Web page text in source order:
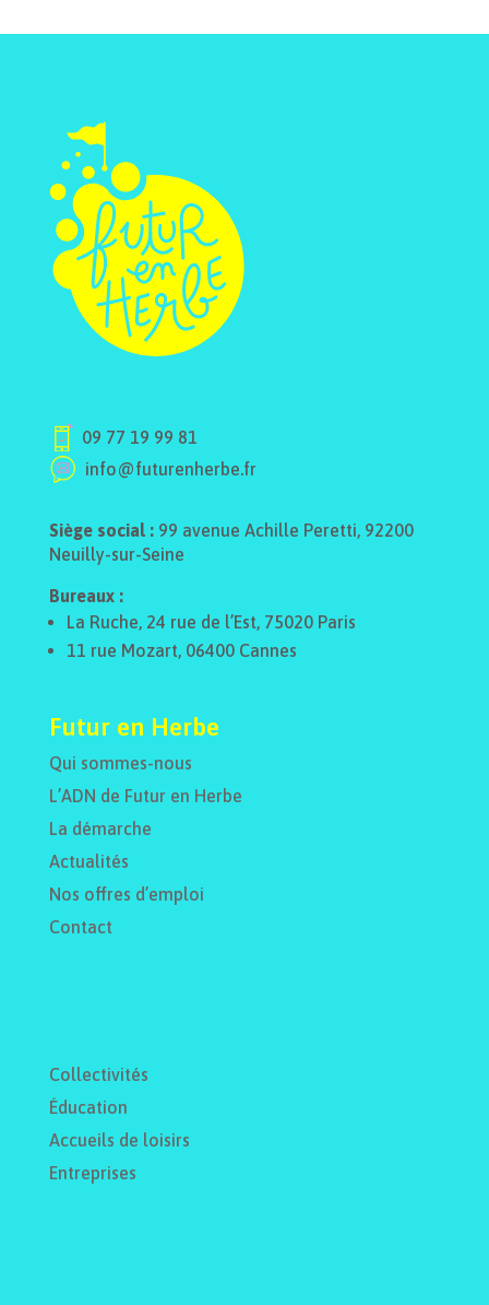
09 77 19 99 81
info@futurenherbe.fr
Siège social : 99 avenue Achille Peretti, 92200
Neuilly-sur-Seine
Bureaux :
La Ruche, 24 rue de l’Est, 75020 Paris
11 rue Mozart, 06400 Cannes
Futur en Herbe
Qui sommes-nous
L’ADN de Futur en Herbe
La démarche
Actualités
Nos offres d’emploi
Contact
Collectivités
Éducation
Accueils de loisirs
Entreprises